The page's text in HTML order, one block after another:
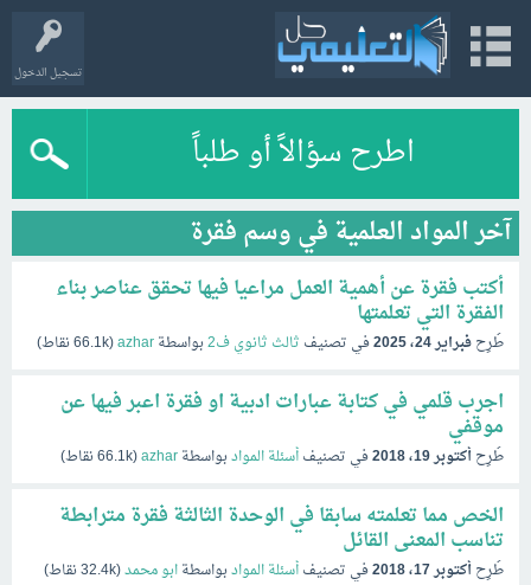
تسجيل الدخول
اطرح سؤالاً أو طلباً
آخر المواد العلمية في وسم فقرة
أكتب فقرة عن أهمية العمل مراعيا فيها تحقق عناصر بناء
الفقرة التي تعلمتها
طُرِحفبراير 24، 2025 في تصنيف ثالث ثانوي ف2 بواسطةazhar
(
66.1kنقاط)
اجرب قلمي في كتابة عبارات ادبية او فقرة اعبر فيها عن
موقفي
طُرِحأكتوبر 19، 2018 في تصنيفأسئلة الموادبواسطةazhar
(
66.1kنقاط)
الخص مما تعلمته سابقا في الوحدة الثالثة فقرة مترابطة
تناسب المعنى القائل
طُرِحأكتوبر 17، 2018 في تصنيفأسئلة الموادبواسطةابو محمد(
32.4kنقاط)